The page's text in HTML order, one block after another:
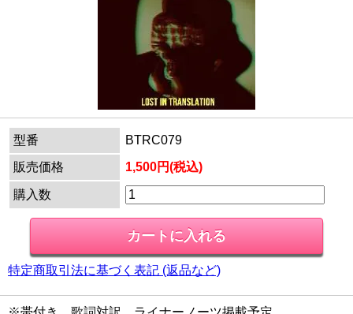
型番
BTRC079
販売価格
1,500円(税込)
購入数
特定商取引法に基づく表記 (返品など)